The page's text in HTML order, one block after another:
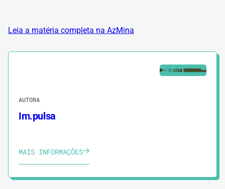
Leia a matéria completa na AzMina
AUTORA
Im.pulsa
MAIS INFORMAÇÕES